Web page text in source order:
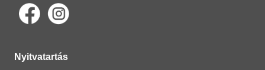
Nyitvatartás